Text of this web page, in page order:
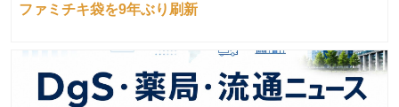
ファミチキ袋を9年ぶり刷新